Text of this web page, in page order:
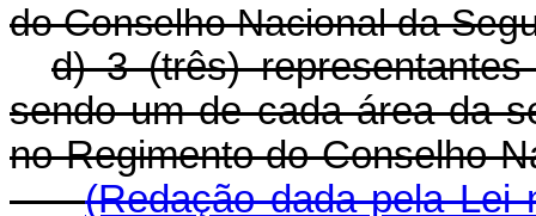
do Conselho Nacional da
d) 3 (três)
sendo um de cada área da
no Regimento do
(Redação dada pela Lei